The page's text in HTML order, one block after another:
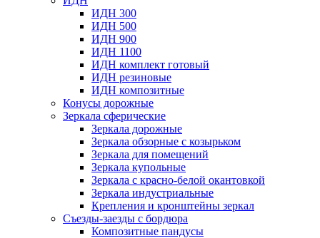
ИДН 300
ИДН 500
ИДН 900
ИДН 1100
ИДН комплект готовый
ИДН резиновые
ИДН композитные
Конусы дорожные
Зеркала сферические
Зеркала дорожные
Зеркала обзорные с козырьком
Зеркала для помещений
Зеркала купольные
Зеркала с красно-белой окантовкой
Зеркала индустриальные
Крепления и кронштейны зеркал
Съезды-заезды с бордюра
Композитные пандусы